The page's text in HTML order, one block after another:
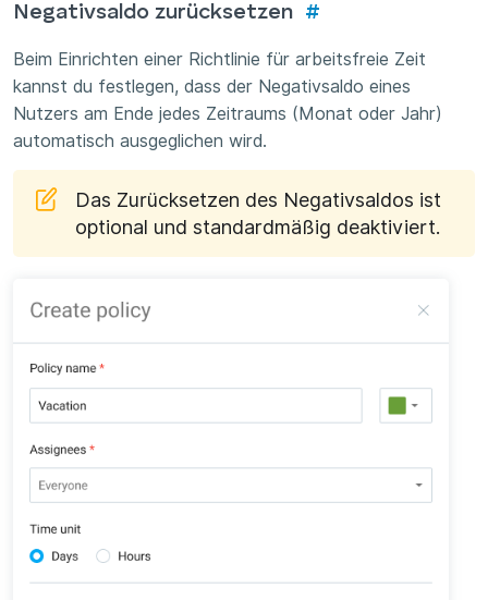
Negativsaldo zurücksetzen #
Beim Einrichten einer Richtlinie für arbeitsfreie Zeit
kannst du festlegen, dass der Negativsaldo eines
Nutzers am Ende jedes Zeitraums (Monat oder Jahr)
automatisch ausgeglichen wird.
Das Zurücksetzen des Negativsaldos ist
optional und standardmäßig deaktiviert.